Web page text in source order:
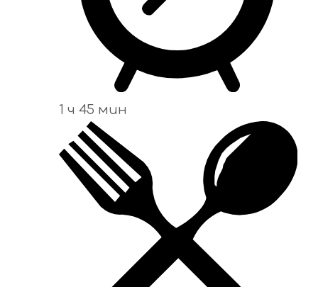
1 ч 45 мин